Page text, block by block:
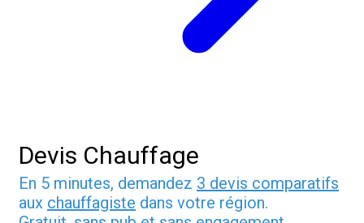
Devis Chauffage
En 5 minutes, demandez 3 devis comparatifs
aux chauffagiste dans votre région.